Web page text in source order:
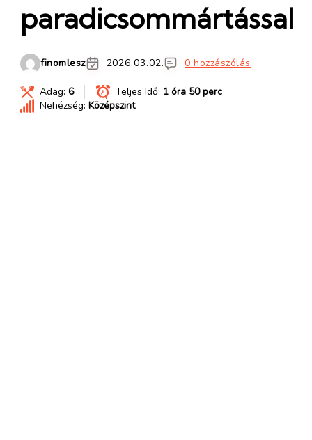
paradicsommártással
finomlesz 2026.03.02. 0 hozzászólás
Adag: 6 Teljes Idő: 1 óra 50 perc
Nehézség: Középszint